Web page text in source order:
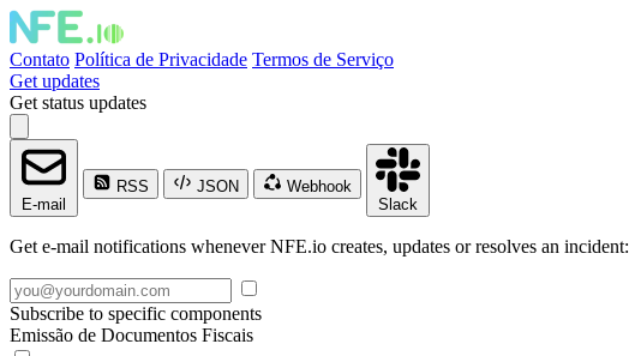
Contato Política de Privacidade Termos de Serviço
Get updates
Get status updates
E-mail
RSS JSON
Webhook
Slack
Get e-mail notifications whenever NFE.io creates, updates or resolves an incident:
Subscribe to specific components
Emissão de Documentos Fiscais